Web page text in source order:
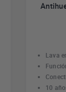
Lava
10